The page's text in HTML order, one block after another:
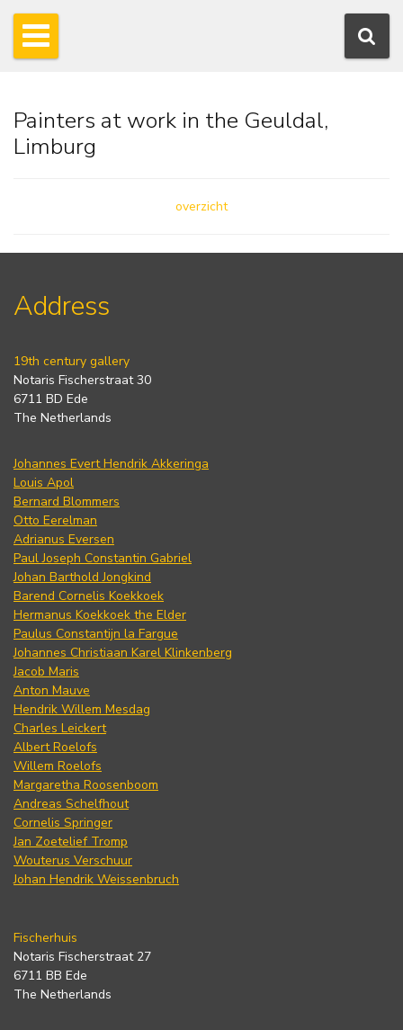
Painters at work in the Geuldal,
Limburg
overzicht
Address
19th century gallery
Notaris Fischerstraat 30
6711 BD Ede
The Netherlands
Johannes Evert Hendrik Akkeringa
Louis Apol
Bernard Blommers
Otto Eerelman
Adrianus Eversen
Paul Joseph Constantin Gabriel
Johan Barthold Jongkind
Barend Cornelis Koekkoek
Hermanus Koekkoek the Elder
Paulus Constantijn la Fargue
Johannes Christiaan Karel Klinkenberg
Jacob Maris
Anton Mauve
Hendrik Willem Mesdag
Charles Leickert
Albert Roelofs
Willem Roelofs
Margaretha Roosenboom
Andreas Schelfhout
Cornelis Springer
Jan Zoetelief Tromp
Wouterus Verschuur
Johan Hendrik Weissenbruch
Fischerhuis
Notaris Fischerstraat 27
6711 BB Ede
The Netherlands